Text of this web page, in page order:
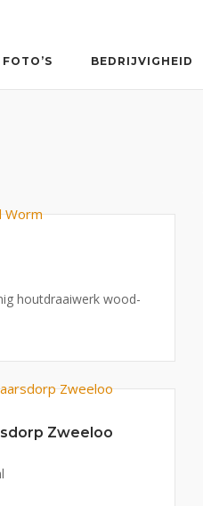
FOTO’S BEDRIJVIGHEID
houtdraaiwerk wood-
Zweeloo